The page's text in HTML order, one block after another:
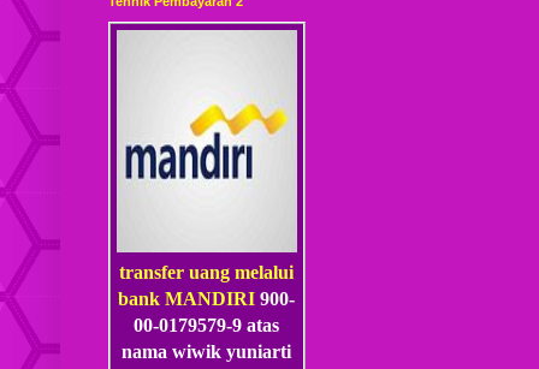
transfer uang melalui
bank MANDIRI900-
00-0179579-9 atas
nama wiwik yuniarti